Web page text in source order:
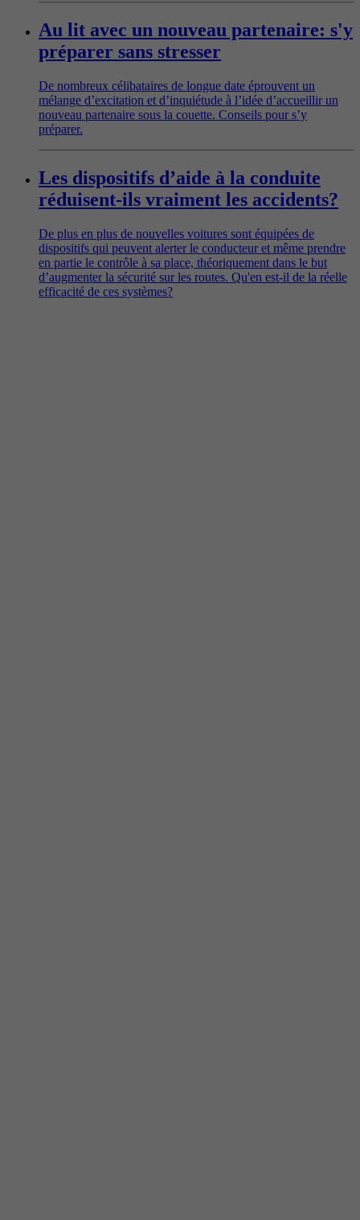
Au lit avec un nouveau partenaire: s'y
préparer sans stresser
De nombreux célibataires de longue date éprouvent un
mélange d’excitation et d’inquiétude à l’idée d’accueillir un
nouveau partenaire sous la couette. Conseils pour s’y
préparer.
Les dispositifs d’aide à la conduite
réduisent-ils vraiment les accidents?
De plus en plus de nouvelles voitures sont équipées de
dispositifs qui peuvent alerter le conducteur et même prendre
en partie le contrôle à sa place, théoriquement dans le but
d’augmenter la sécurité sur les routes. Qu'en est-il de la réelle
efficacité de ces systèmes?